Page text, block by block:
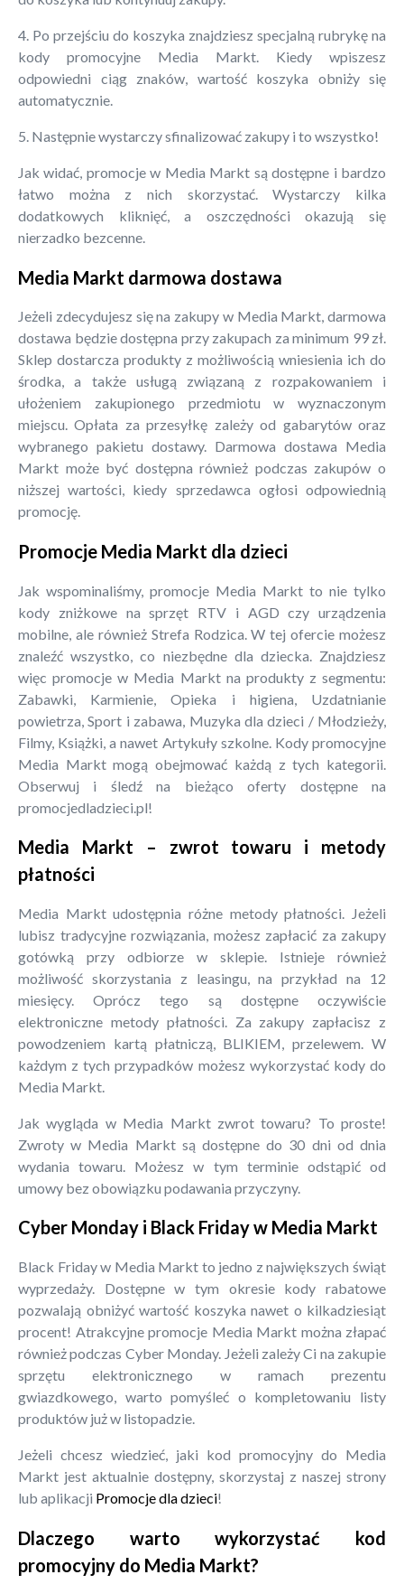
4. Po przejściu do koszyka znajdziesz specjalną rubrykę na
kody promocyjne Media Markt. Kiedy wpiszesz
odpowiedni ciąg znaków, wartość koszyka obniży się
automatycznie.
5. Następnie wystarczy sfinalizować zakupy i to wszystko!
Jak widać, promocje w Media Markt są dostępne i bardzo
łatwo można z nich skorzystać. Wystarczy kilka
dodatkowych kliknięć, a oszczędności okazują się
nierzadko bezcenne.
Media Markt darmowa dostawa
Jeżeli zdecydujesz się na zakupy w Media Markt, darmowa
dostawa będzie dostępna przy zakupach za minimum 99 zł.
Sklep dostarcza produkty z możliwością wniesienia ich do
środka, a także usługą związaną z rozpakowaniem i
ułożeniem zakupionego przedmiotu w wyznaczonym
miejscu. Opłata za przesyłkę zależy od gabarytów oraz
wybranego pakietu dostawy. Darmowa dostawa Media
Markt może być dostępna również podczas zakupów o
niższej wartości, kiedy sprzedawca ogłosi odpowiednią
promocję.
Promocje Media Markt dla dzieci
Jak wspominaliśmy, promocje Media Markt to nie tylko
kody zniżkowe na sprzęt RTV i AGD czy urządzenia
mobilne, ale również Strefa Rodzica. W tej ofercie możesz
znaleźć wszystko, co niezbędne dla dziecka. Znajdziesz
więc promocje w Media Markt na produkty z segmentu:
Zabawki, Karmienie, Opieka i higiena, Uzdatnianie
powietrza, Sport i zabawa, Muzyka dla dzieci / Młodzieży,
Filmy, Książki, a nawet Artykuły szkolne. Kody promocyjne
Media Markt mogą obejmować każdą z tych kategorii.
Obserwuj i śledź na bieżąco oferty dostępne na
promocjedladzieci.pl!
Media Markt – zwrot towaru i metody
płatności
Media Markt udostępnia różne metody płatności. Jeżeli
lubisz tradycyjne rozwiązania, możesz zapłacić za zakupy
gotówką przy odbiorze w sklepie. Istnieje również
możliwość skorzystania z leasingu, na przykład na 12
miesięcy. Oprócz tego są dostępne oczywiście
elektroniczne metody płatności. Za zakupy zapłacisz z
powodzeniem kartą płatniczą, BLIKIEM, przelewem. W
każdym z tych przypadków możesz wykorzystać kody do
Media Markt.
Jak wygląda w Media Markt zwrot towaru? To proste!
Zwroty w Media Markt są dostępne do 30 dni od dnia
wydania towaru. Możesz w tym terminie odstąpić od
umowy bez obowiązku podawania przyczyny.
Cyber Monday i Black Friday w Media Markt
Black Friday w Media Markt to jedno z największych świąt
wyprzedaży. Dostępne w tym okresie kody rabatowe
pozwalają obniżyć wartość koszyka nawet o kilkadziesiąt
procent! Atrakcyjne promocje Media Markt można złapać
również podczas Cyber Monday. Jeżeli zależy Ci na zakupie
sprzętu elektronicznego w ramach prezentu
gwiazdkowego, warto pomyśleć o kompletowaniu listy
produktów już w listopadzie.
Jeżeli chcesz wiedzieć, jaki kod promocyjny do Media
Markt jest aktualnie dostępny, skorzystaj z naszej strony
lub aplikacji Promocje dla dzieci!
Dlaczego warto wykorzystać kod
promocyjny do Media Markt?